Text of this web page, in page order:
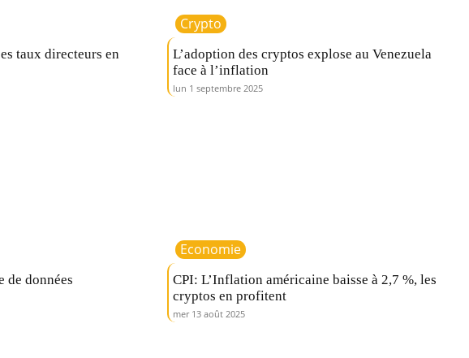
taux directeurs en
Crypto
L’adoption des cryptos explose au Venezuela
face à l’inflation
lun 1 septembre 2025
de données
Economie
CPI: L’Inflation américaine baisse à 2,7 %, les
cryptos en profitent
mer 13 août 2025